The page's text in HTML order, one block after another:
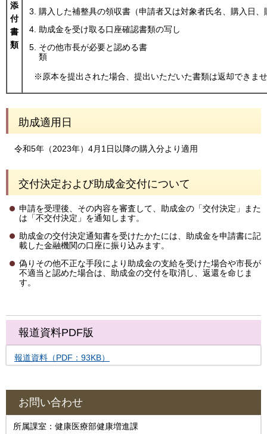
添
付
書
類
購入した補整具の領収書（申請者又は対象者氏名、購入日
助成金を受け取る口座確認書類の写し
その他市長が必要と認める書
※原本を提出された場合、提出いただいた書類は返却できま
助成適用日
令和5年（2023年）4月1日以降の購入分より適用
交付決定および助成金交付について
申請を受理後、その内容を審査して、助成金の「交付決定」また
は「不交付決定」を通知します。
助成金の交付決定通知書を受けたかたには、助成金を申請書に記
載した金融機関の口座に振り込みます。
偽りその他不正な手段により助成金の支給を受けた場合や市長が
不適当と認めた場合は、助成金の交付を取消し、返還を命じま
す。
報道資料PDF版
報道資料（PDF：93KB）
お問い合わせ
所属課室：健康医療部健康増進課